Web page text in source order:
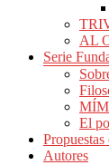
AL
Serie
El
Autores